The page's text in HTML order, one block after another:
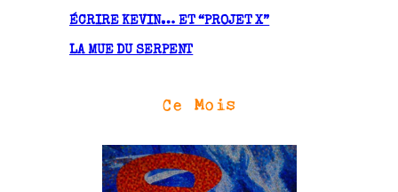
ÉCRIRE KEVIN… ET “PROJET X”
LA MUE DU SERPENT
Ce Mois